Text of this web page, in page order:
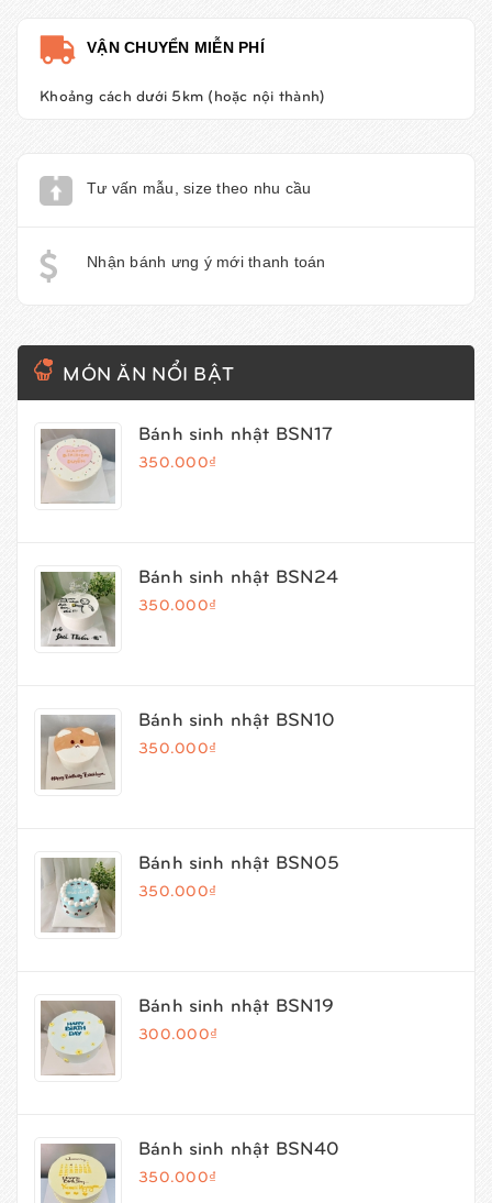
VẬN CHUYỂN MIỄN PHÍ
Khoảng cách dưới 5km (hoặc nội thành)
Tư vấn mẫu, size theo nhu cầu
Nhận bánh ưng ý mới thanh toán
MÓN ĂN NỔI BẬT
Bánh sinh nhật BSN17
350.000₫
Bánh sinh nhật BSN24
350.000₫
Bánh sinh nhật BSN10
350.000₫
Bánh sinh nhật BSN05
350.000₫
Bánh sinh nhật BSN19
300.000₫
Bánh sinh nhật BSN40
350.000₫